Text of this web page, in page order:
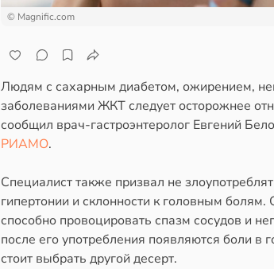
© Magnific.com
Людям с сахарным диабетом, ожирением,
заболеваниями ЖКТ следует осторожнее
сообщил врач-гастроэнтеролог Евгений
РИАМО.
Специалист также призвал не
гипертонии и склонности к головным
способно провоцировать спазм сосудов и
после его употребления появляются боли в
стоит выбрать другой десерт.